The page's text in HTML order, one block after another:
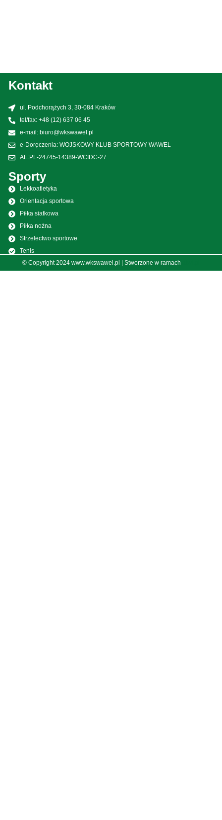
Kontakt
ul. Podchorążych 3, 30-084 Kraków
tel/fax: +48 (12) 637 06 45
e-mail: biuro@wkswawel.pl
e-Doręczenia: WOJSKOWY KLUB SPORTOWY WAWEL
AE:PL-24745-14389-WCIDC-27
Sporty
Lekkoatletyka
Orientacja sportowa
Piłka siatkowa
Piłka nożna
Strzelectwo sportowe
Tenis
Spadochroniarstwo
© Copyright 2024 www.wkswawel.pl | Stworzone w ramach